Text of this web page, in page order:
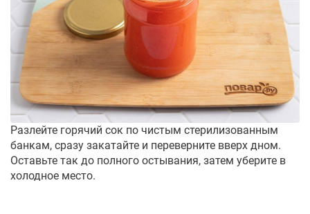
Разлейте горячий сок по чистым стерилизованным
банкам, сразу закатайте и переверните вверх дном.
Оставьте так до полного остывания, затем уберите в
холодное место.